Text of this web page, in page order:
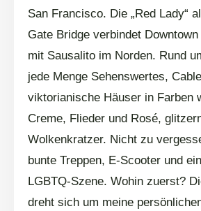
San Francisco. Die „Red Lady“
Gate Bridge verbindet
mit Sausalito im Norden. Rund
jede Menge Sehenswertes,
viktorianische Häuser in Farben
Creme, Flieder und Rosé,
Wolkenkratzer. Nicht zu
bunte Treppen, E-Scooter und
LGBTQ-Szene. Wohin zuerst?
dreht sich um meine